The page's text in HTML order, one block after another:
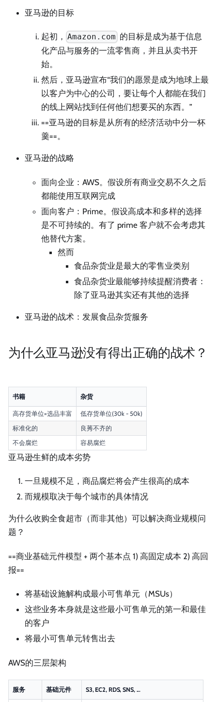
亚马逊的目标
起初， Amazon.com 的目标是成为基于信息
化产品与服务的一流零售商，并且从卖书开
始。
然后，亚马逊宣布“我们的愿景是成为地球上最
以客户为中心的公司，要让每个人都能在我们
的线上网站找到任何他们想要买的东西。”
==亚马逊的目标是从所有的经济活动中分一杯
羹==。
亚马逊的战略
面向企业：AWS。假设所有商业交易不久之后
都能使用互联网完成
面向客户：Prime。假设高成本和多样的选择
是不可持续的。有了 prime 客户就不会考虑其
他替代方案。
然而
食品杂货业是最大的零售业类别
食品杂货业最能够持续提醒消费者：
除了亚马逊其实还有其他的选择
亚马逊的战术：发展食品杂货服务
为什么亚马逊没有得出正确的战术？
书籍 杂货
高存货单位=选品丰富
低存货单位(30k - 50k)
标准化的
良莠不齐的
不会腐烂
容易腐烂
亚马逊生鲜的成本劣势
一旦规模不足，商品腐烂将会产生很高的成本
而规模取决于每个城市的具体情况
为什么收购全食超市（而非其他）可以解决商业规模问
题？
==商业基础元件模型 + 两个基本点 1) 高固定成本 2) 高回
报==
将基础设施解构成最小可售单元（MSUs）
这些业务本身就是这些最小可售单元的第一和最佳
的客户
将最小可售单元转售出去
AWS的三层架构
服务 基础元件 S3, EC2, RDS, SNS, ...